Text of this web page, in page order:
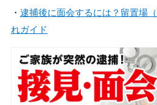
・ 逮捕後に面会するには？留置場
れガイド